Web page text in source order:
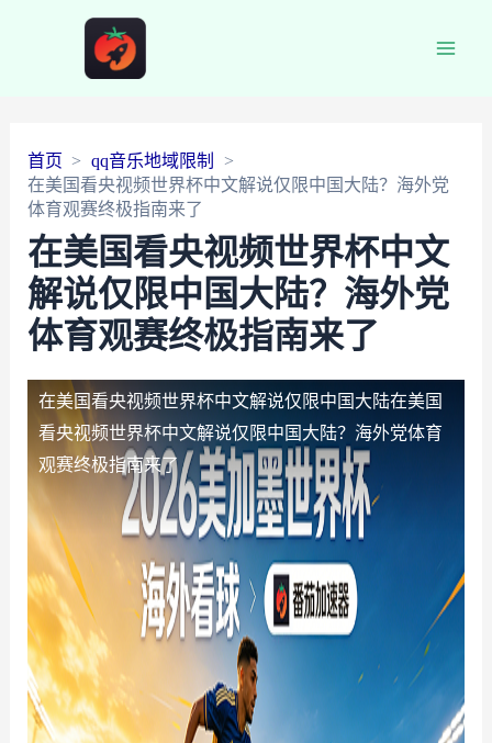
首页
qq音乐地域限制
在美国看央视频世界杯中文解说仅限中国大陆？海外党
体育观赛终极指南来了
在美国看央视频世界杯中文
解说仅限中国大陆？海外党
体育观赛终极指南来了
在美国看央视频世界杯中文解说仅限中国大陆在美国
看央视频世界杯中文解说仅限中国大陆？海外党体育
观赛终极指南来了